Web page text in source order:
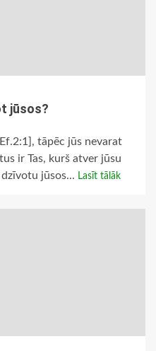
jūsos?
tāpēc jūs nevarat
ir Tas, kurš atver jūsu
jūsos... Lasīt tālāk